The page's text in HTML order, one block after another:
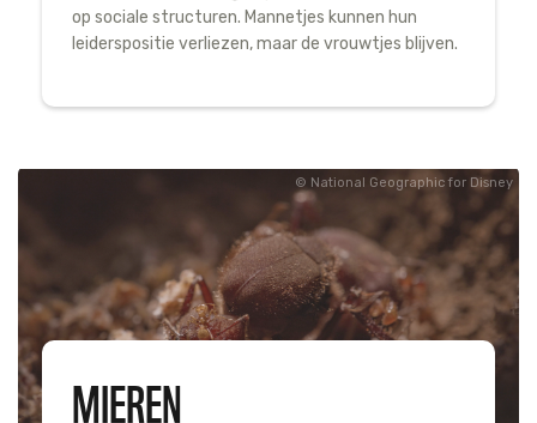
op sociale structuren. Mannetjes kunnen hun
leiderspositie verliezen, maar de vrouwtjes blijven.
National Geographic for Disney
MIEREN